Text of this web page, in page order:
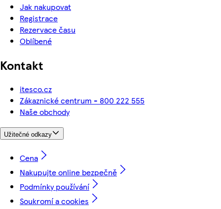
Jak nakupovat
Registrace
Rezervace času
Oblíbené
Kontakt
itesco.cz
Zákaznické centrum - 800 222 555
Naše obchody
Užitečné odkazy
Cena
Nakupujte online bezpečně
Podmínky používání
Soukromí a cookies